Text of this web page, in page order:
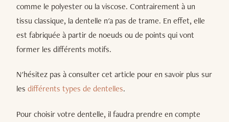
comme le polyester ou la viscose. Contrairement à un
tissu classique, la dentelle n'a pas de trame. En effet, elle
est fabriquée à partir de noeuds ou de points qui vont
former les différents motifs.
N'hésitez pas à consulter cet article pour en savoir plus sur
les différents types de dentelles.
Pour choisir votre dentelle, il faudra prendre en compte